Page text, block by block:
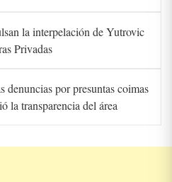
la interpelación de Yutrovic
Privadas
por presuntas coimas
la transparencia del área